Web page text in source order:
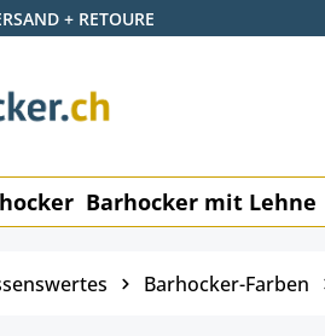
springen
+ RETOURE
Barhocker mit Lehne
Barhocker-Farben